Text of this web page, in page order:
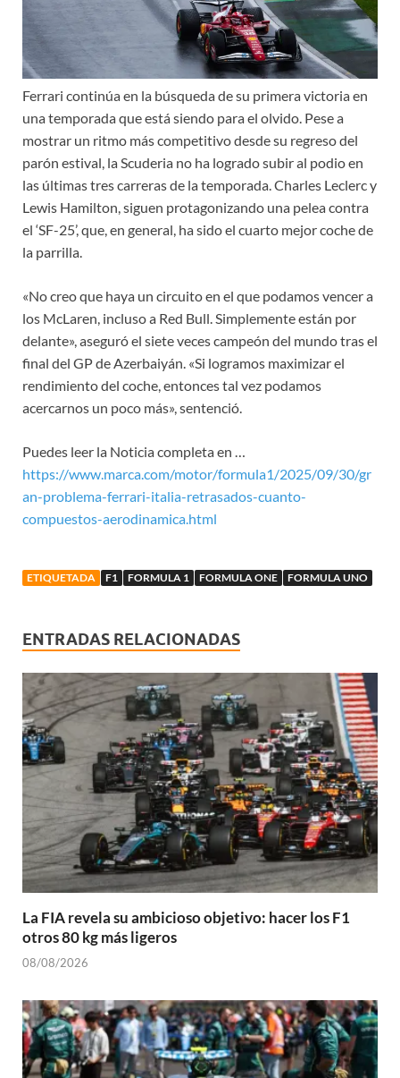
Ferrari continúa en la búsqueda de su primera victoria en
una temporada que está siendo para el olvido. Pese a
mostrar un ritmo más competitivo desde su regreso del
parón estival, la Scuderia no ha logrado subir al podio en
las últimas tres carreras de la temporada. Charles Leclerc y
Lewis Hamilton, siguen protagonizando una pelea contra
el ‘SF-25’, que, en general, ha sido el cuarto mejor coche de
la parrilla.
«No creo que haya un circuito en el que podamos vencer a
los McLaren, incluso a Red Bull. Simplemente están por
delante», aseguró el siete veces campeón del mundo tras el
final del GP de Azerbaiyán. «Si logramos maximizar el
rendimiento del coche, entonces tal vez podamos
acercarnos un poco más», sentenció.
Puedes leer la Noticia completa en …
https://www.marca.com/motor/formula1/2025/09/30/gr
an-problema-ferrari-italia-retrasados-cuanto-
compuestos-aerodinamica.html
ETIQUETADA F1 FORMULA 1 FORMULA ONE FORMULA UNO
ENTRADAS RELACIONADAS
La FIA revela su ambicioso objetivo: hacer los F1
otros 80 kg más ligeros
08/08/2026